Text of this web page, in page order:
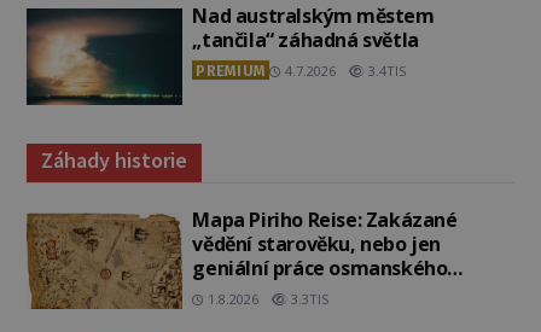
Nad australským městem
„tančila“ záhadná světla
PREMIUM 4.7.2026 3.4TIS
Záhady historie
Mapa Piriho Reise: Zakázané
vědění starověku, nebo jen
geniální práce osmanského
admirála?
1.8.2026 3.3TIS